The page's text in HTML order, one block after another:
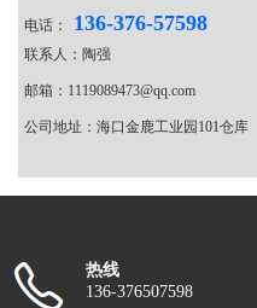
电话： 136-376-57598
联系人：陶强
邮箱：1119089473@qq.com
公司地址：海口金鹿工业园101仓库
热线
136-376507598